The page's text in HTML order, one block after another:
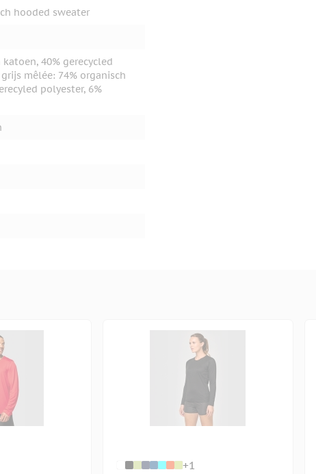
hooded sweater
katoen, 40% gerecycled
mêlée: 74% organisch
polyester, 6%
+1